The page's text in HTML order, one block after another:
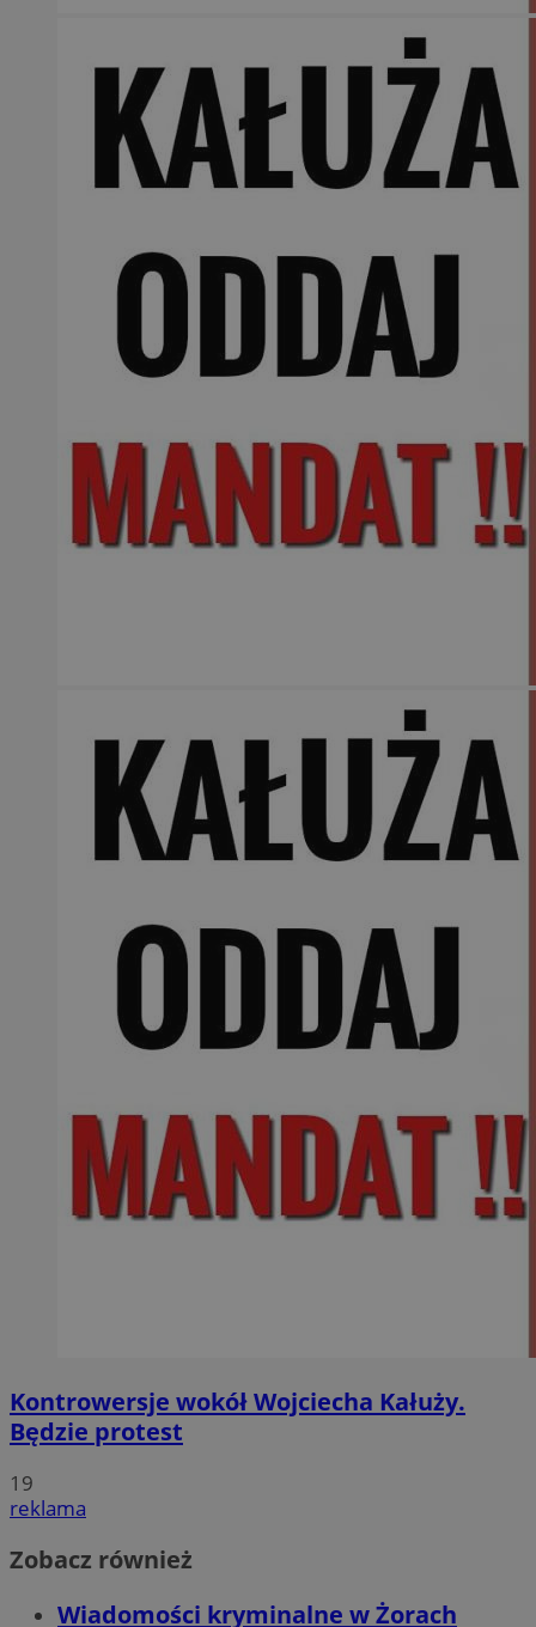
Kontrowersje wokół Wojciecha Kałuży.
Będzie protest
19
reklama
Zobacz również
Wiadomości kryminalne w Żorach